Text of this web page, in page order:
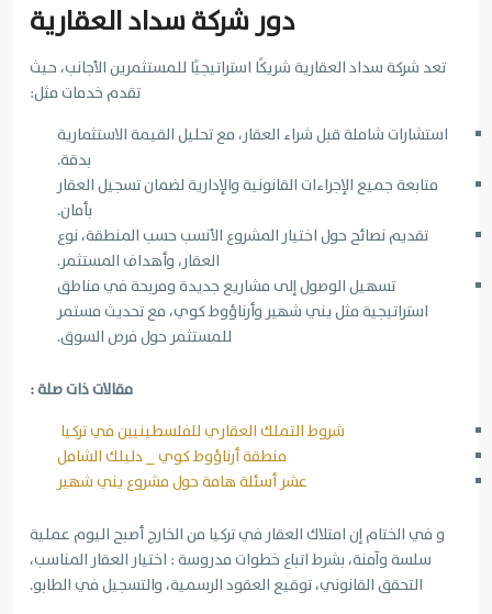
دور شركة سداد العقارية
تعد شركة سداد العقارية شريكًا استراتيجيًا للمستثمرين الأجانب، حيث
تقدم خدمات مثل:
استشارات شاملة قبل شراء العقار، مع تحليل القيمة الاستثمارية
بدقة.
متابعة جميع الإجراءات القانونية والإدارية لضمان تسجيل العقار
بأمان.
تقديم نصائح حول اختيار المشروع الأنسب حسب المنطقة، نوع
العقار، وأهداف المستثمر.
تسهيل الوصول إلى مشاريع جديدة ومربحة في مناطق
استراتيجية مثل يني شهير وأرناؤوط كوي، مع تحديث مستمر
للمستثمر حول فرص السوق.
مقالات ذات صلة :
شروط التملك العقاري للفلسطينيين في تركيا
منطقة أرناؤوط كوي _ دليلك الشامل
عشر أسئلة هامة حول مشروع يني شهير
و في الختام إن امتلاك العقار في تركيا من الخارج أصبح اليوم عملية
سلسة وآمنة، بشرط اتباع خطوات مدروسة : اختيار العقار المناسب،
التحقق القانوني، توقيع العقود الرسمية، والتسجيل في الطابو.